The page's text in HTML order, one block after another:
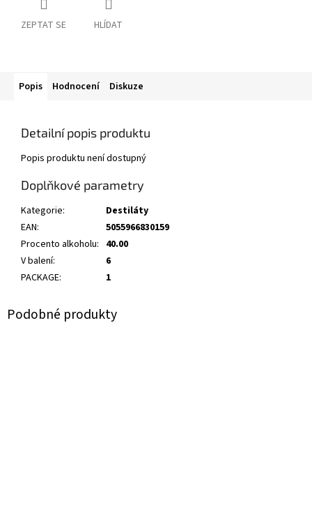
ZEPTAT SE HLÍDAT
Popis Hodnocení Diskuze
Detailní popis produktu
Popis produktu není dostupný
Doplňkové parametry
Kategorie:
Destiláty
EAN:
5055966830159
Procento alkoholu: 40.00
V balení:
6
PACKAGE: 1